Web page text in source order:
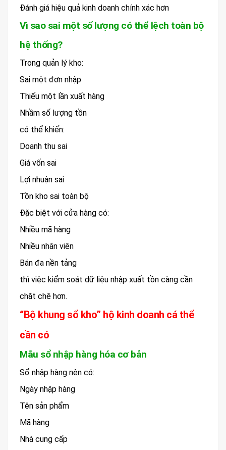
Đánh giá hiệu quả kinh doanh chính xác hơn
Vì sao sai một số lượng có thể lệch toàn bộ
hệ thống?
Trong quản lý kho:
Sai một đơn nhập
Thiếu một lần xuất hàng
Nhầm số lượng tồn
có thể khiến:
Doanh thu sai
Giá vốn sai
Lợi nhuận sai
Tồn kho sai toàn bộ
Đặc biệt với cửa hàng có:
Nhiều mã hàng
Nhiều nhân viên
Bán đa nền tảng
thì việc kiểm soát dữ liệu nhập xuất tồn càng cần
chặt chẽ hơn.
“Bộ khung sổ kho” hộ kinh doanh cá thể
cần có
Mẫu sổ nhập hàng hóa cơ bản
Sổ nhập hàng nên có:
Ngày nhập hàng
Tên sản phẩm
Mã hàng
Nhà cung cấp